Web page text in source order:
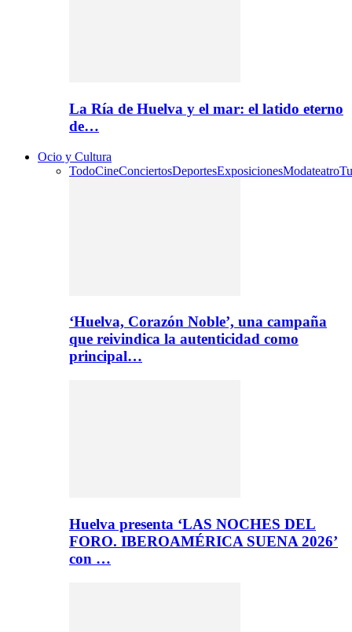
La Ría de Huelva y el mar: el latido eterno
de…
Ocio y Cultura
TodoCineConciertosDeportesExposicionesModateatro
‘Huelva, Corazón Noble’, una campaña
que reivindica la autenticidad como
principal…
Huelva presenta ‘LAS NOCHES DEL
FORO. IBEROAMÉRICA SUENA 2026’
con …